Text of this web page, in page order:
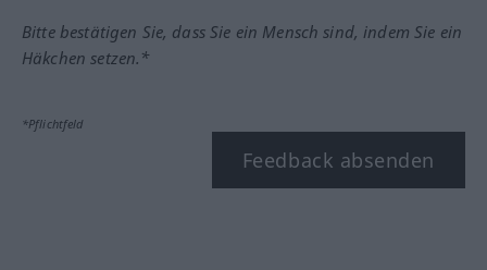
Bitte bestätigen Sie, dass Sie ein Mensch sind, indem Sie ein
Häkchen setzen.*
*Pflichtfeld
Feedback absenden